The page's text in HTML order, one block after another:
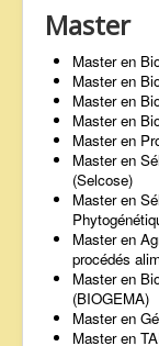
Master
Master en
Master en
Master en
Master en
Master en
Master en
(Selcose)
Master en
Master en
procédés
Master en
(BIOGEMA)
Master en
Master en